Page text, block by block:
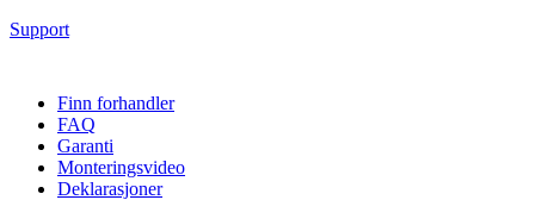
Support
Finn forhandler
FAQ
Garanti
Monteringsvideo
Deklarasjoner